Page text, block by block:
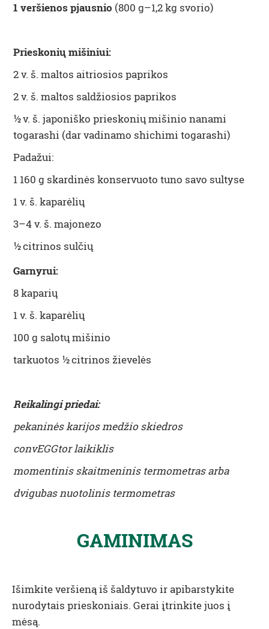
1 veršienos pjausnio (800 g–1,2 kg svorio)
Prieskonių mišiniui:
2v. š. maltos aitriosios paprikos
2v. š. maltos saldžiosios paprikos
½v. š. japoniško prieskonių mišinio nanami
togarashi (dar vadinamo shichimi togarashi)
Padažui:
1 160 g skardinės konservuoto tuno savo sultyse
1v. š. kaparėlių
3–4v. š. majonezo
½citrinos sulčių
Garnyrui:
8kaparių
1v. š. kaparėlių
100 g salotų mišinio
tarkuotos ½citrinos žievelės
Reikalingi priedai:
pekaninės karijos medžio skiedros
convEGGtorlaikiklis
momentinis skaitmeninis termometras arba
dvigubas nuotolinis termometras
GAMINIMAS
Išimkite veršieną iš šaldytuvo ir apibarstykite
nurodytais prieskoniais. Gerai įtrinkite juos į
mėsą.